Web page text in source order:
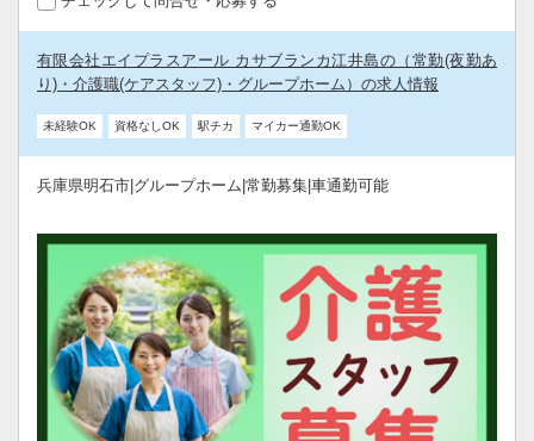
有限会社エイプラスアール カサブランカ江井島の（常勤(夜勤あ
り)・介護職(ケアスタッフ)・グループホーム）の求人情報
未経験OK 資格なしOK 駅チカ マイカー通勤OK
兵庫県明石市|グループホーム|常勤募集|車通勤可能